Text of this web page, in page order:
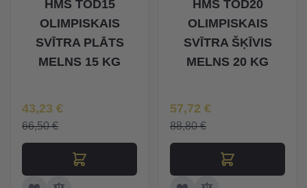
HMS TOD15
OLIMPISKAIS
SVĪTRA PLĀTS
MELNS 15 KG
Īpaša Cena
43,23 €
66,50 €
HMS TOD20
OLIMPISKAIS
SVĪTRA ŠĶĪVIS
MELNS 20 KG
Īpaša Cena
57,72 €
88,80 €